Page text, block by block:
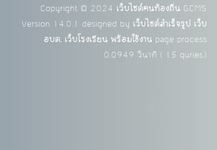
Copyright © 2024 เว็บไซต์คนท้องถิ่นGCMS
Version 14.0.1 designed by เว็บไซต์สำเร็จรูป เว็บ
อบต. เว็บโรงเรียน พร้อมใช้งานpage process
0.0949 วินาที ( 15 quries.)